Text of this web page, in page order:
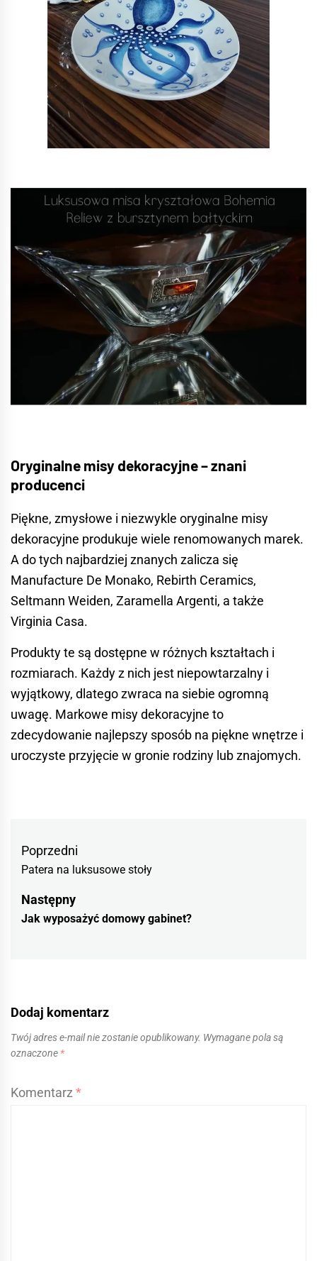
Oryginalne misy dekoracyjne – znani
producenci
Piękne, zmysłowe i niezwykle oryginalne misy
dekoracyjne produkuje wiele renomowanych marek.
A do tych najbardziej znanych zalicza się
Manufacture De Monako, Rebirth Ceramics,
Seltmann Weiden, Zaramella Argenti, a także
Virginia Casa.
Produkty te są dostępne w różnych kształtach i
rozmiarach. Każdy z nich jest niepowtarzalny i
wyjątkowy, dlatego zwraca na siebie ogromną
uwagę. Markowe misy dekoracyjne to
zdecydowanie najlepszy sposób na piękne wnętrze i
uroczyste przyjęcie w gronie rodziny lub znajomych.
Nawigacja
wpisu
Poprzedni
post:
Patera na luksusowe stoły
NastępnyNastępny
wpis
Jak wyposażyć domowy gabinet?
Dodaj komentarz
Twój adres e-mail nie zostanie opublikowany. Wymagane pola są
oznaczone *
Komentarz *